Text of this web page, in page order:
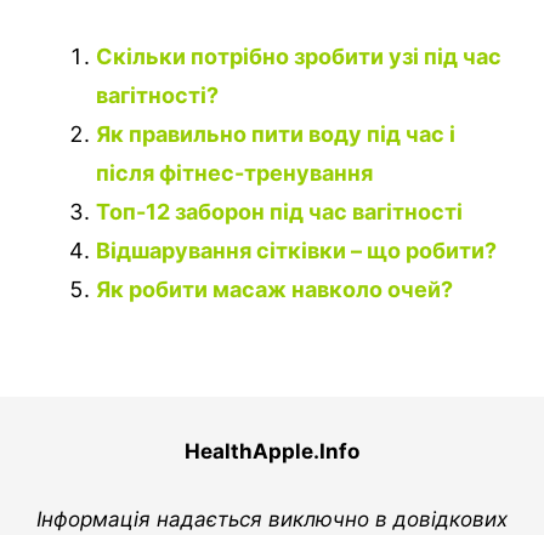
Скільки потрібно зробити узі під час
вагітності?
Як правильно пити воду під час і
після фітнес-тренування
Топ-12 заборон під час вагітності
Відшарування сітківки – що робити?
Як робити масаж навколо очей?
HealthApple.Info
Інформація надається виключно в довідкових